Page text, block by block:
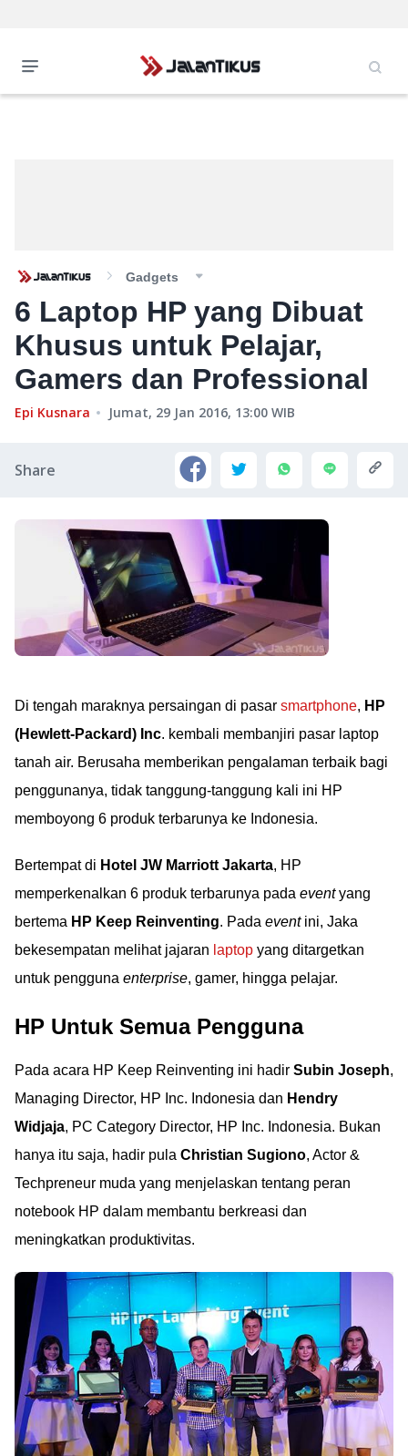
Gadgets
6 Laptop HP yang Dibuat
Khusus untuk Pelajar,
Gamers dan Professional
Epi Kusnara Jumat, 29 Jan 2016, 13:00 WIB
Share
Di tengah maraknya persaingan di pasar smartphone, HP
(Hewlett-Packard) Inc. kembali membanjiri pasar laptop
tanah air. Berusaha memberikan pengalaman terbaik bagi
penggunanya, tidak tanggung-tanggung kali ini HP
memboyong 6 produk terbarunya ke Indonesia.
Bertempat di Hotel JW Marriott Jakarta, HP
memperkenalkan 6 produk terbarunya pada eventyang
bertema HP Keep Reinventing. Pada eventini, Jaka
bekesempatan melihat jajaran laptop yang ditargetkan
untuk pengguna enterprise, gamer, hingga pelajar.
HP Untuk Semua Pengguna
Pada acara HP Keep Reinventing ini hadir Subin Joseph,
Managing Director, HP Inc. Indonesia dan Hendry
Widjaja, PC Category Director, HP Inc. Indonesia. Bukan
hanya itu saja, hadir pula Christian Sugiono, Actor &
Techpreneur muda yang menjelaskan tentang peran
notebook HP dalam membantu berkreasi dan
meningkatkan produktivitas.